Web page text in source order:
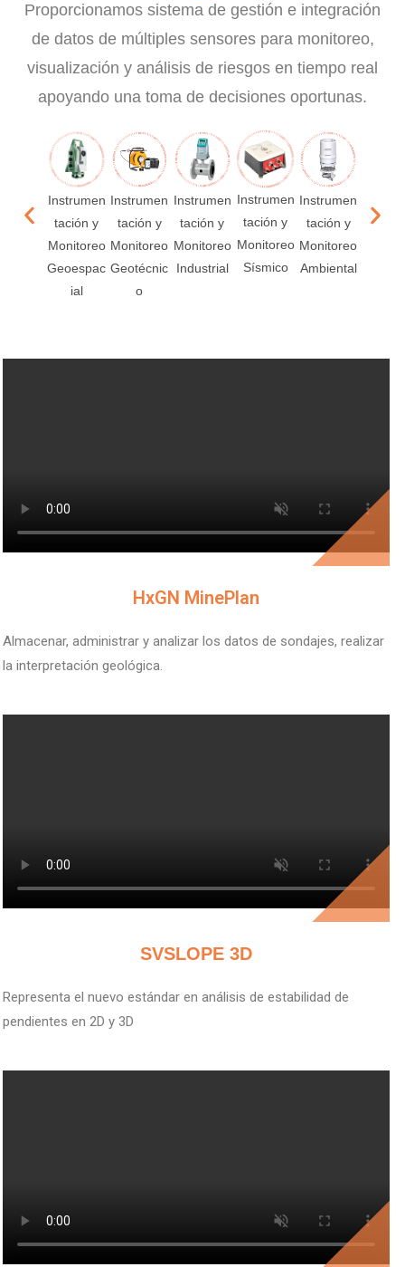
Proporcionamos sistema de gestión e integración
de datos de múltiples sensores para monitoreo,
visualización y análisis de riesgos en tiempo real
apoyando una toma de decisiones oportunas.
Instrumen
tación y
Monitoreo
Geoespac
ial
Instrumen
tación y
Monitoreo
Geotécnic
o
Instrumen
tación y
Monitoreo
Industrial
Instrumen
tación y
Monitoreo
Sísmico
Instrumen
tación y
Monitoreo
Ambiental
V
HxGN MinePlan
Almacenar, administrar y analizar los datos de sondajes, realizar
la interpretación geológica.
V
SVSLOPE 3D
Representa el nuevo estándar en análisis de estabilidad de
pendientes en 2D y 3D
V